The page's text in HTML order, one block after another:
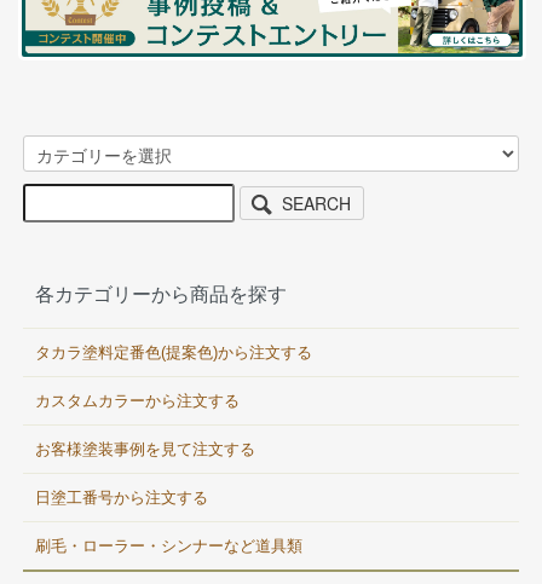
SEARCH
各カテゴリーから商品を探す
タカラ塗料定番色(提案色)から注文する
カスタムカラーから注文する
お客様塗装事例を見て注文する
日塗工番号から注文する
刷毛・ローラー・シンナーなど道具類